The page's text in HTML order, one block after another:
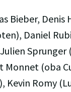
Bieber, Denis
Daniel
(oba
Kevin Romy